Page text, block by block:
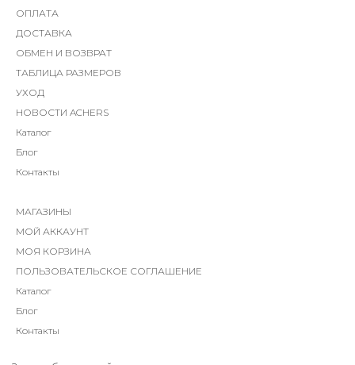
ОПЛАТА
ДОСТАВКА
ОБМЕН И ВОЗВРАТ
ТАБЛИЦА РАЗМЕРОВ
УХОД
НОВОСТИ ACHERS
Каталог
Блог
Контакты
МАГАЗИНЫ
МОЙ АККАУНТ
МОЯ КОРЗИНА
ПОЛЬЗОВАТЕЛЬСКОЕ СОГЛАШЕНИЕ
Каталог
Блог
Контакты